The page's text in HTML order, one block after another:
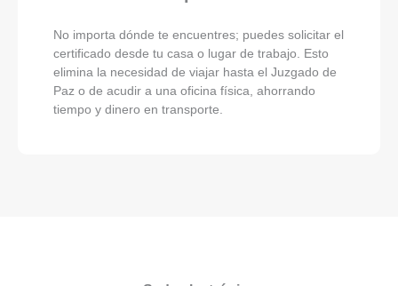
No importa dónde te encuentres; puedes solicitar el
certificado desde tu casa o lugar de trabajo. Esto
elimina la necesidad de viajar hasta el Juzgado de
Paz o de acudir a una oficina física, ahorrando
tiempo y dinero en transporte.